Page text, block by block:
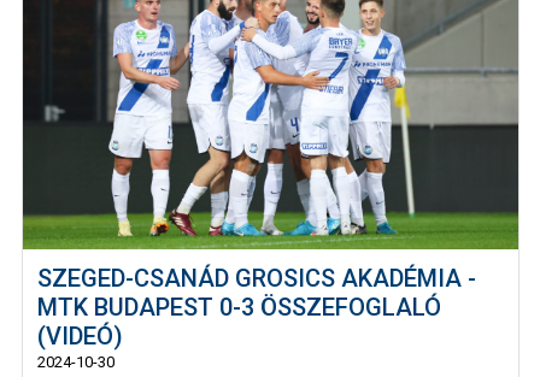
SZEGED-CSANÁD GROSICS AKADÉMIA -
MTK BUDAPEST 0-3 ÖSSZEFOGLALÓ
(VIDEÓ)
2024-10-30